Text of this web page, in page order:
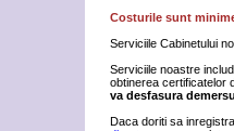
Costurile sunt
Serviciile Cabinetului
Serviciile noastre
obtinerea certificatelor
va desfasura demersul
Daca doriti sa